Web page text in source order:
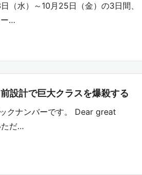
（水）～10月25日（金）の3日間、
ー…
設計で巨大クラスを爆殺する
クナンバーです。 Dear great
ただ…